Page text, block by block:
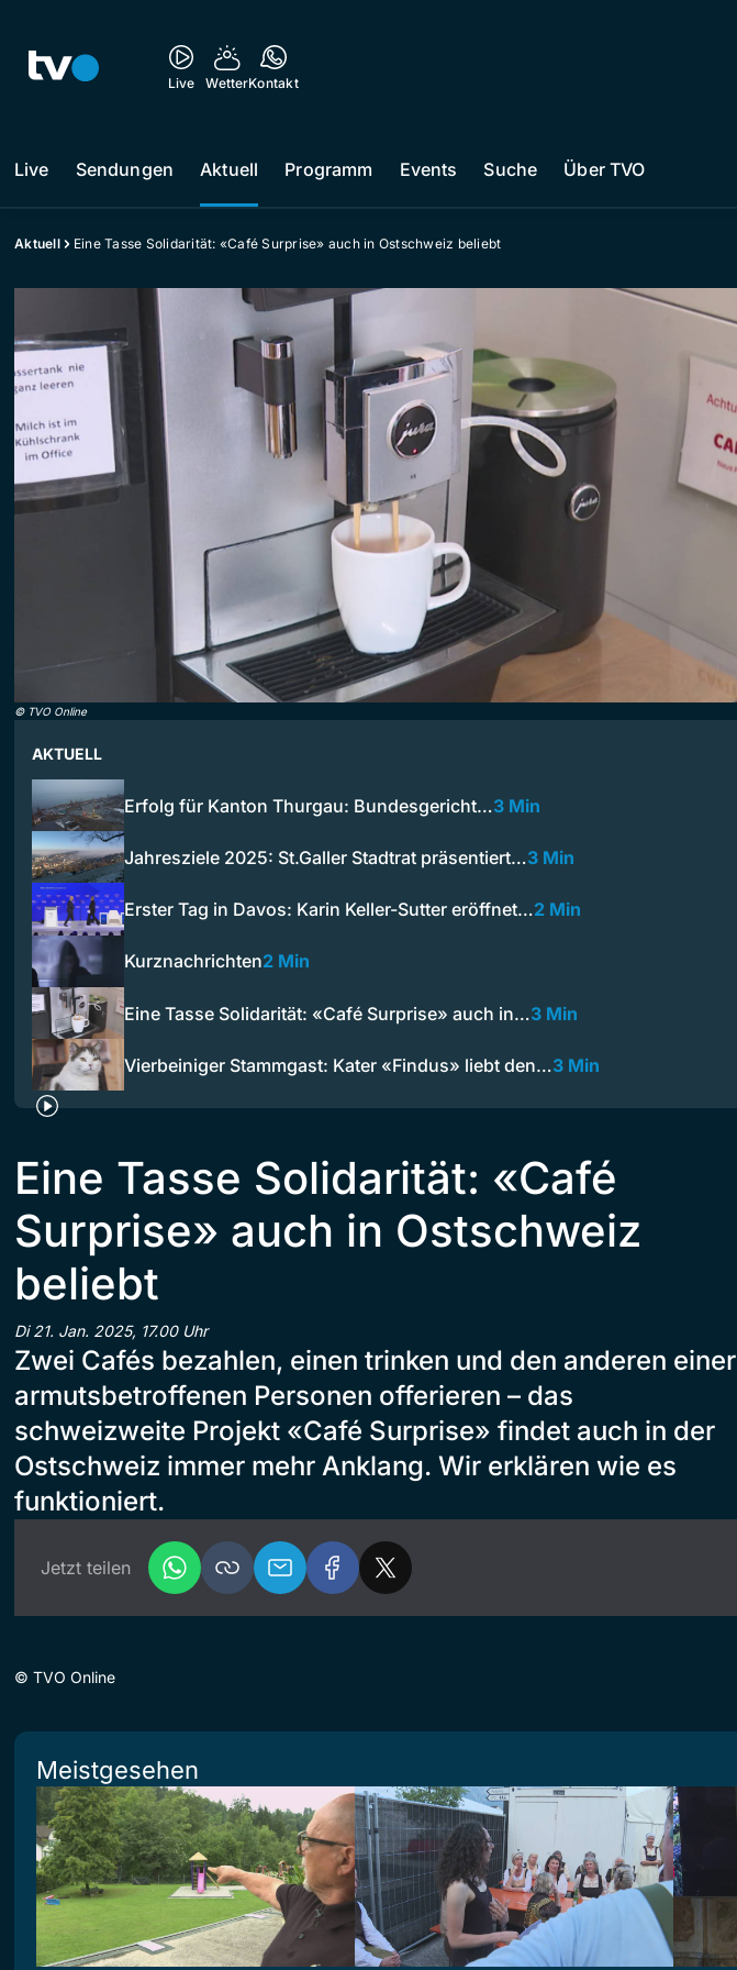
Live WetterKontakt
Live Sendungen Aktuell Programm Events Suche Über TVO
Aktuell Eine Tasse Solidarität: «Café Surprise» auch in Ostschweiz beliebt
© TVO Online
AKTUELL
Erfolg für Kanton Thurgau: Bundesgericht…3 Min
Jahresziele 2025: St.Galler Stadtrat präsentiert…3 Min
Erster Tag in Davos: Karin Keller-Sutter eröffnet…2 Min
Kurznachrichten2 Min
Eine Tasse Solidarität: «Café Surprise» auch in…3 Min
Vierbeiniger Stammgast: Kater «Findus» liebt den…3 Min
Eine Tasse Solidarität: «Café
Surprise» auch in Ostschweiz
beliebt
Di 21. Jan. 2025, 17.00 Uhr
Zwei Cafés bezahlen, einen trinken und den anderen einer
armutsbetroffenen Personen offerieren – das
schweizweite Projekt «Café Surprise» findet auch in der
Ostschweiz immer mehr Anklang. Wir erklären wie es
funktioniert.
Jetzt teilen
© TVO Online
Meistgesehen